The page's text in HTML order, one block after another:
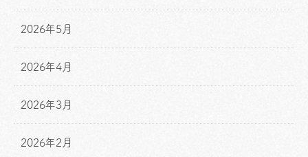
2026年5月
2026年4月
2026年3月
2026年2月